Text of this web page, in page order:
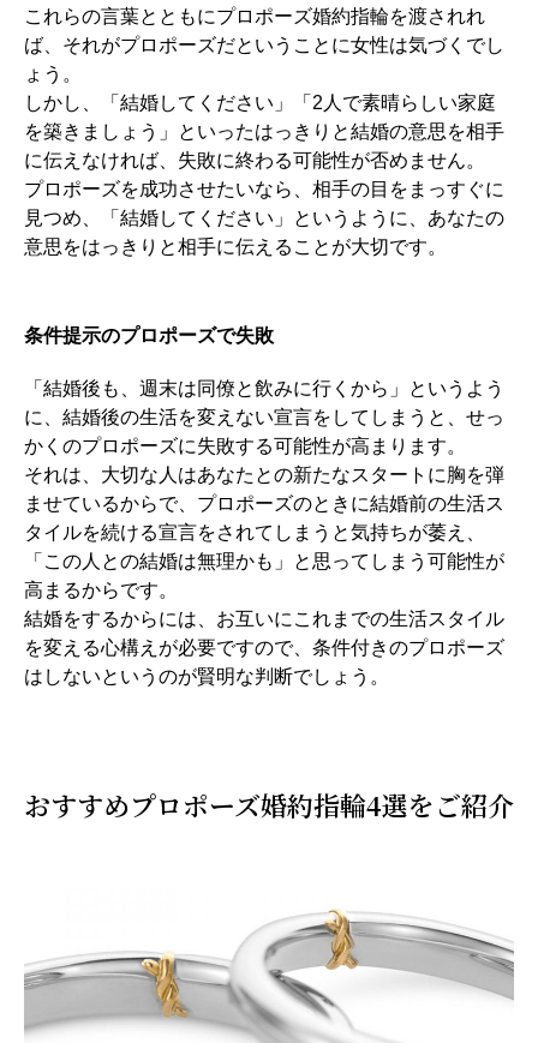
これらの言葉とともにプロポーズ婚約指輪を渡されれ
ば、それがプロポーズだということに女性は気づくでし
ょう。
しかし、「結婚してください」「2人で素晴らしい家庭
を築きましょう」といったはっきりと結婚の意思を相手
に伝えなければ、失敗に終わる可能性が否めません。
プロポーズを成功させたいなら、相手の目をまっすぐに
見つめ、「結婚してください」というように、あなたの
意思をはっきりと相手に伝えることが大切です。
条件提示のプロポーズで失敗
「結婚後も、週末は同僚と飲みに行くから」というよう
に、結婚後の生活を変えない宣言をしてしまうと、せっ
かくのプロポーズに失敗する可能性が高まります。
それは、大切な人はあなたとの新たなスタートに胸を弾
ませているからで、プロポーズのときに結婚前の生活ス
タイルを続ける宣言をされてしまうと気持ちが萎え、
「この人との結婚は無理かも」と思ってしまう可能性が
高まるからです。
結婚をするからには、お互いにこれまでの生活スタイル
を変える心構えが必要ですので、条件付きのプロポーズ
はしないというのが賢明な判断でしょう。
おすすめプロポーズ婚約指輪4選をご紹介